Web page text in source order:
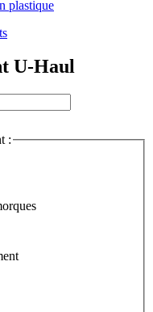
plastique
U-Haul
: